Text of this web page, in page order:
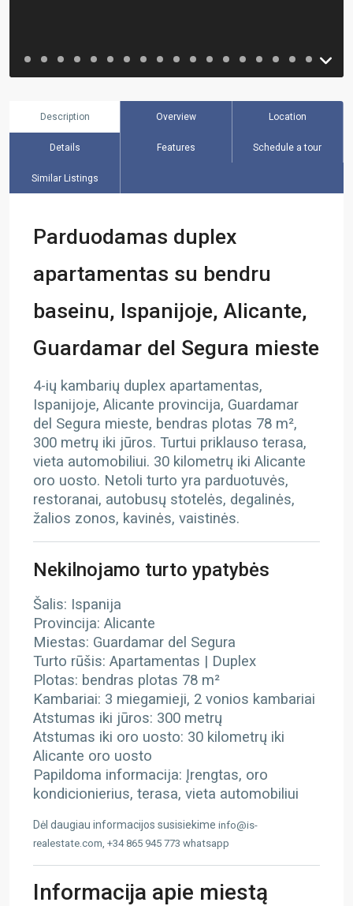
Description Overview Location
Details Features Schedule a tour
Similar Listings
Parduodamas duplex
apartamentas su bendru
baseinu, Ispanijoje, Alicante,
Guardamar del Segura mieste
4-ių kambarių duplex apartamentas,
Ispanijoje, Alicante provincija, Guardamar
del Segura mieste, bendras plotas 78 m²,
300 metrų iki jūros. Turtui priklauso terasa,
vieta automobiliui. 30 kilometrų iki Alicante
oro uosto. Netoli turto yra parduotuvės,
restoranai, autobusų stotelės, degalinės,
žalios zonos, kavinės, vaistinės.
Nekilnojamo turto ypatybės
Šalis: Ispanija
Provincija: Alicante
Miestas: Guardamar del Segura
Turto rūšis: Apartamentas | Duplex
Plotas: bendras plotas 78 m²
Kambariai: 3 miegamieji, 2 vonios kambariai
Atstumas iki jūros: 300 metrų
Atstumas iki oro uosto: 30 kilometrų iki
Alicante oro uosto
Papildoma informacija: Įrengtas, oro
kondicionierius, terasa, vieta automobiliui
Dėl daugiau informacijos susisiekime info@is-
realestate.com, +34 865 945 773 whatsapp
Informacija apie miestą